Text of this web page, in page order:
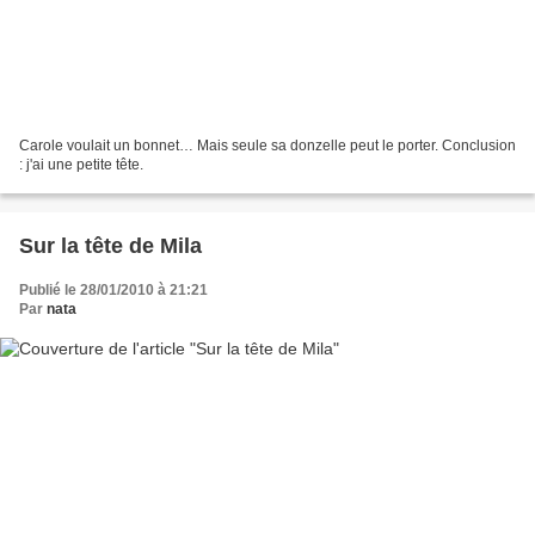
Carole voulait un bonnet… Mais seule sa donzelle peut le porter. Conclusion
: j'ai une petite tête.
Sur la tête de Mila
Publié le 28/01/2010 à 21:21
Par nata